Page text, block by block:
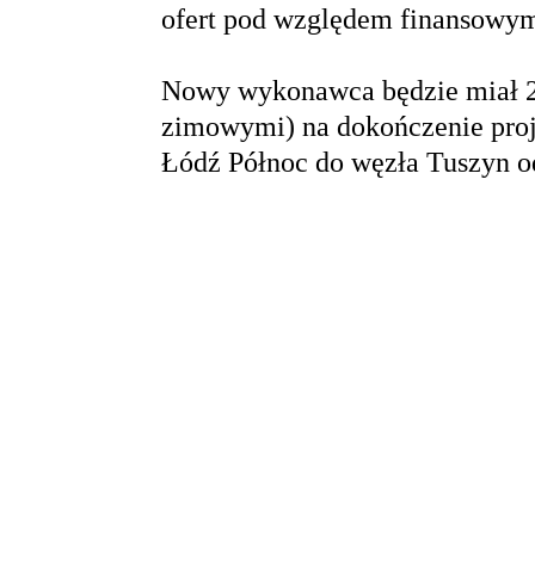
ofert pod względem
Nowy wykonawca będzie miał
zimowymi) na dokończenie
Łódź Północ do węzła Tuszyn